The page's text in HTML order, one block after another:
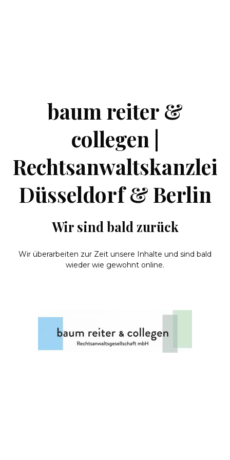
baum reiter &
collegen |
Rechtsanwaltskanzlei
Düsseldorf & Berlin
Wir sind bald zurück
Wir überarbeiten zur Zeit unsere Inhalte und sind bald
wieder wie gewohnt online.